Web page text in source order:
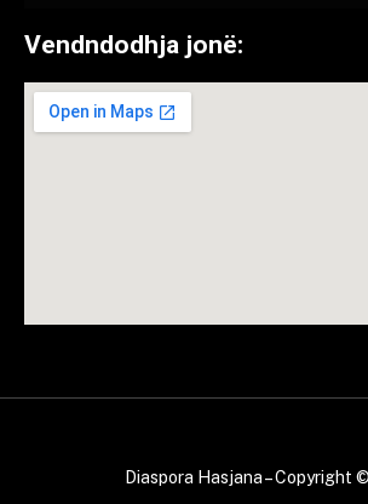
Vendndodhja jonë:
Diaspora Hasjana – Copyright